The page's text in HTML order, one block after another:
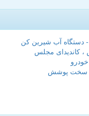
دستگاه آب شیرین کن
، کاندیدای مجلس
سخت پوشش